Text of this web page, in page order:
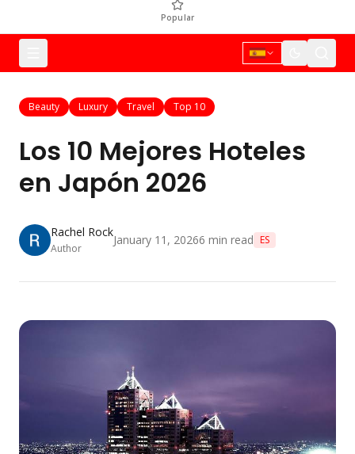
Popular
Beauty Luxury Travel Top 10
Los 10 Mejores Hoteles
en Japón 2026
Rachel Rock
Author
January 11, 20266 min read ES